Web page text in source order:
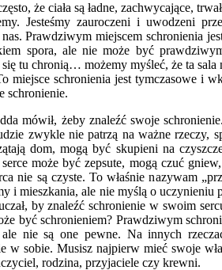
że ciała są ładne, zachwycające,
Jesteśmy zauroczeni i uwodzeni
Prawdziwym miejscem schronienia
spora, ale nie może być
tu chronią… możemy myśleć, że ta
miejsce schronienia jest tymczasowe i
schronienie.
mówił, żeby znaleźć swoje
zwykle nie patrzą na ważne rzeczy,
dom, mogą być skupieni na
może być zepsute, mogą czuć
nie są czyste. To właśnie nazywam
i mieszkania, ale nie myślą o uczynieniu
by znaleźć schronienie w swoim
być schronieniem? Prawdziwym
ale nie są one pewne. Na innych
w sobie. Musisz najpierw mieć swoje
rodzina, przyjaciele czy krewni.